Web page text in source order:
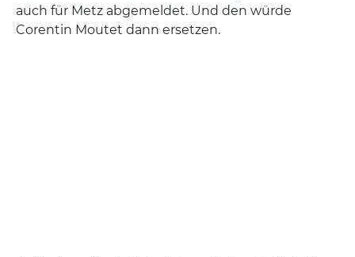
auch für Metz abgemeldet. Und den würde
Corentin Moutet dann ersetzen.